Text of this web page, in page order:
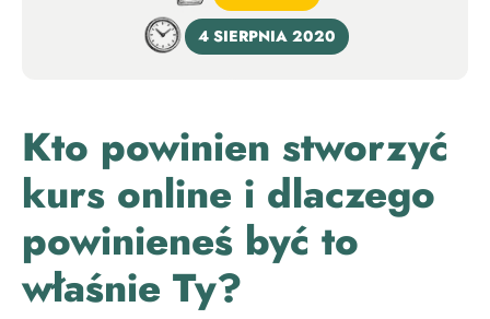
4 SIERPNIA 2020
Kto powinien stworzyć
kurs online i dlaczego
powinieneś być to
właśnie Ty?